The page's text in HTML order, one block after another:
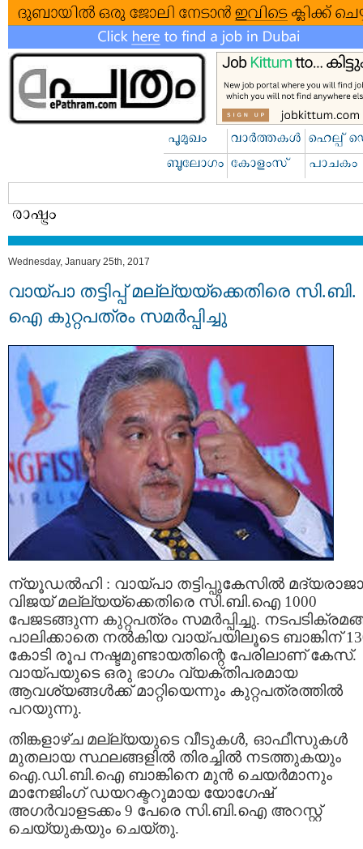
Wednesday, January 25th, 2017
വായ്പാ തട്ടിപ്പ് മല്ല്യയ്ക്കെതിരെ സി.ബി.
ഐ കുറ്റപത്രം സമര്‍പ്പിച്ചു
ന്യൂഡല്‍ഹി : വായ്പാ തട്ടിപ്പുകേസില്‍
വിജയ് മല്ല്യയ്ക്കെതിരെ സി.ബി.ഐ 1000
പേജടങ്ങുന്ന കുറ്റപത്രം സമര്‍പ്പിച്ചു.
പാലിക്കാതെ നല്‍കിയ വായ്പയിലൂടെ ബാങ്കിന്
കോടി രൂപ നഷ്ടമുണ്ടായതിന്റെ പേരിലാണ് കേസ്.
വായ്പയുടെ ഒരു ഭാഗം വ്യക്തിപരമായ
ആവശ്യങ്ങള്‍ക്ക് മാറ്റിയെന്നും കുറ്റപത്രത്തില്‍
പറയുന്നു.
തിങ്കളാഴ്ച മല്ല്യയുടെ വീടുകള്‍, ഓഫീസുകള്‍
മുതലായ സ്ഥലങ്ങളില്‍ തിരച്ചില്‍ നടത്തുകയും
ഐ.ഡി.ബി.ഐ ബാങ്കിനെ മുന്‍ ചെയര്‍മാനും
മാനേജിംഗ് ഡയറക്ടറുമായ യോഗേഷ്
അഗര്‍വാളടക്കം 9 പേരെ സി.ബി.ഐ അറസ്റ്റ്
ചെയ്യുകയും ചെയ്തു.